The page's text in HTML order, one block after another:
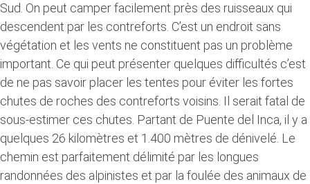
Sud. On peut camper facilement près des ruisseaux qui
descendent par les contreforts. C’est un endroit sans
végétation et les vents ne constituent pas un problème
important. Ce qui peut présenter quelques difficultés c’est
de ne pas savoir placer les tentes pour éviter les fortes
chutes de roches des contreforts voisins. Il serait fatal de
sous-estimer ces chutes. Partant de Puente del Inca, il y a
quelques 26 kilomètres et 1.400 mètres de dénivelé. Le
chemin est parfaitement délimité par les longues
randonnées des alpinistes et par la foulée des animaux de